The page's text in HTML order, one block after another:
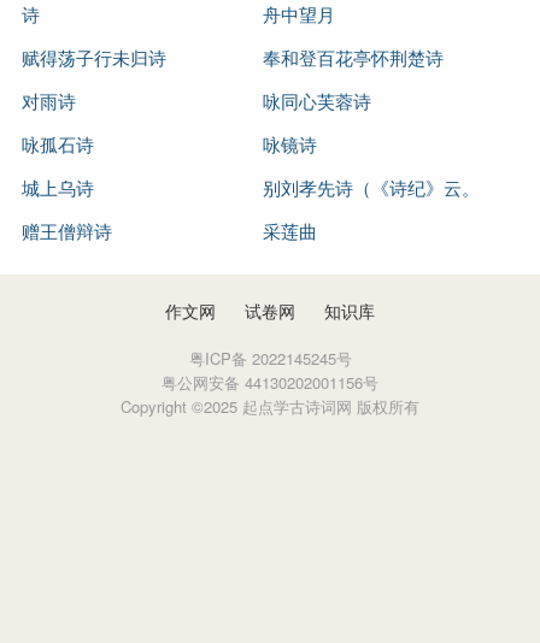
诗
舟中望月
赋得荡子行未归诗
奉和登百花亭怀荆楚诗
对雨诗
咏同心芙蓉诗
咏孤石诗
咏镜诗
城上乌诗
别刘孝先诗（《诗纪》云。
诗汇作何逊者非。）
赠王僧辩诗 采莲曲
作文网 试卷网 知识库
粤ICP备 2022145245号
粤公网安备 44130202001156号
Copyright ©2025 起点学古诗词网 版权所有